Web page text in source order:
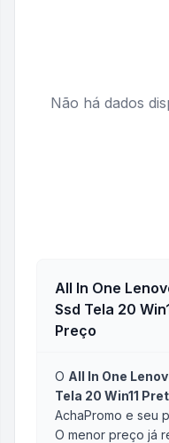
Não há dados
All In One
Ssd Tela 20
Preço
O All In One
Tela 20 Win11
AchaPromo e seu
O menor preço já